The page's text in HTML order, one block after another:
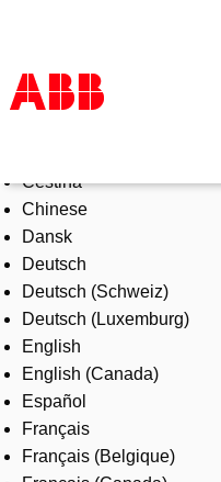
Products & Solutions
Industries
Services
About us
Where to buy
Contact us
Careers
Čeština
Chinese
Dansk
Deutsch
Deutsch (Schweiz)
Deutsch (Luxemburg)
English
English (Canada)
Español
Français
Français (Belgique)